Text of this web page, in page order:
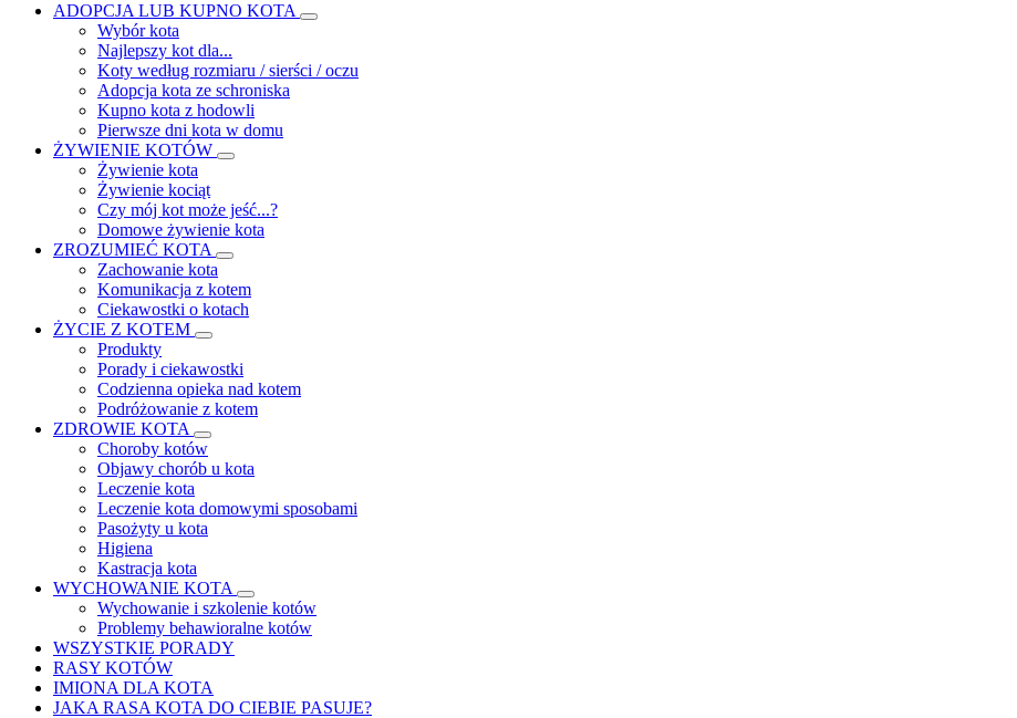
ADOPCJA LUB KUPNO KOTA
Wybór kota
Najlepszy kot dla...
Koty według rozmiaru / sierści / oczu
Adopcja kota ze schroniska
Kupno kota z hodowli
Pierwsze dni kota w domu
ŻYWIENIE KOTÓW
Żywienie kota
Żywienie kociąt
Czy mój kot może jeść...?
Domowe żywienie kota
ZROZUMIEĆ KOTA
Zachowanie kota
Komunikacja z kotem
Ciekawostki o kotach
ŻYCIE Z KOTEM
Produkty
Porady i ciekawostki
Codzienna opieka nad kotem
Podróżowanie z kotem
ZDROWIE KOTA
Choroby kotów
Objawy chorób u kota
Leczenie kota
Leczenie kota domowymi sposobami
Pasożyty u kota
Higiena
Kastracja kota
WYCHOWANIE KOTA
Wychowanie i szkolenie kotów
Problemy behawioralne kotów
WSZYSTKIE PORADY
RASY KOTÓW
IMIONA DLA KOTA
JAKA RASA KOTA DO CIEBIE PASUJE?